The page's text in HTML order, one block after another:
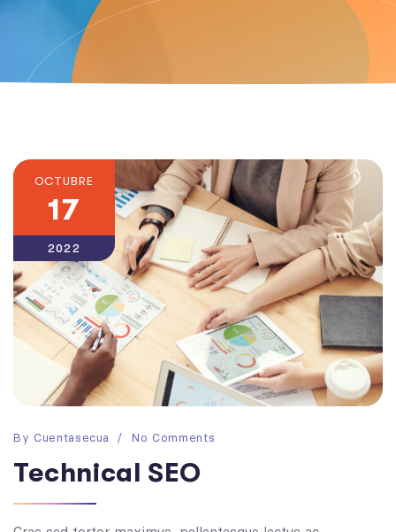
OCTUBRE
17
2022
By Cuentasecua No Comments
Technical SEO